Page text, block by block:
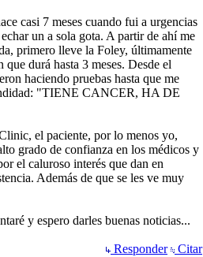
casi 7 meses cuando fui a urgencias
un a sola gota. A partir de ahí me
primero lleve la Foley, últimamente
durá hasta 3 meses. Desde el
haciendo pruebas hasta que me
"TIENE CANCER, HA DE
el paciente, por lo menos yo,
grado de confianza en los médicos y
el caluroso interés que dan en
Además de que se les ve muy
y espero darles buenas noticias...
Responder
Citar